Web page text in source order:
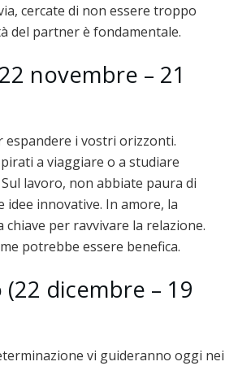
cercate di non essere troppo
del partner è fondamentale.
novembre – 21
espandere i vostri orizzonti.
a viaggiare o a studiare
lavoro, non abbiate paura di
idee innovative. In amore, la
per ravvivare la relazione.
potrebbe essere benefica.
dicembre – 19
vi guideranno oggi nei